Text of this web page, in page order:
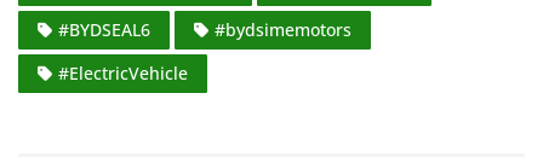
#BYDSEAL6
#bydsimemotors
#ElectricVehicle